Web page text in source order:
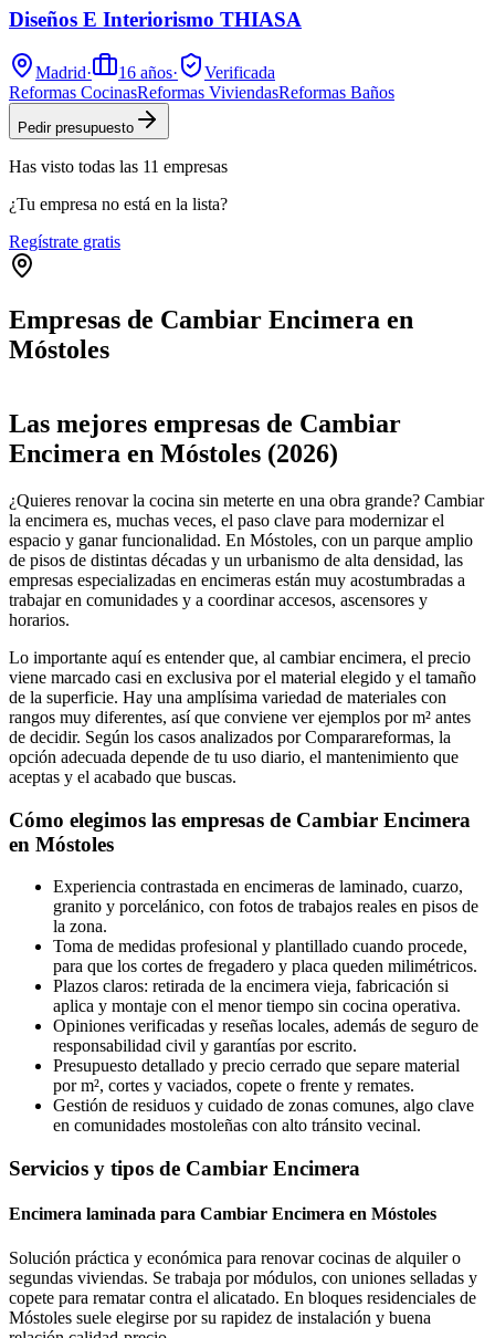
Diseños E Interiorismo THIASA
Madrid· 16 años·
Verificada
Reformas CocinasReformas ViviendasReformas Baños
Pedir presupuesto
Has visto todas las 11 empresas
¿Tu empresa no está en la lista?
Regístrate gratis
Empresas de Cambiar Encimera en
Móstoles
+
−
Las mejores empresas de Cambiar
Encimera en Móstoles (2026)
¿Quieres renovar la cocina sin meterte en una obra grande? Cambiar
la encimera es, muchas veces, el paso clave para modernizar el
espacio y ganar funcionalidad. En Móstoles, con un parque amplio
de pisos de distintas décadas y un urbanismo de alta densidad, las
empresas especializadas en encimeras están muy acostumbradas a
trabajar en comunidades y a coordinar accesos, ascensores y
horarios.
Lo importante aquí es entender que, al cambiar encimera, el precio
viene marcado casi en exclusiva por el material elegido y el tamaño
de la superficie. Hay una amplísima variedad de materiales con
rangos muy diferentes, así que conviene ver ejemplos por m² antes
de decidir. Según los casos analizados por Comparareformas, la
opción adecuada depende de tu uso diario, el mantenimiento que
aceptas y el acabado que buscas.
Cómo elegimos las empresas de Cambiar Encimera
en Móstoles
Experiencia contrastada en encimeras de laminado, cuarzo,
granito y porcelánico, con fotos de trabajos reales en pisos de
la zona.
Toma de medidas profesional y plantillado cuando procede,
para que los cortes de fregadero y placa queden milimétricos.
Plazos claros: retirada de la encimera vieja, fabricación si
aplica y montaje con el menor tiempo sin cocina operativa.
Opiniones verificadas y reseñas locales, además de seguro de
responsabilidad civil y garantías por escrito.
Presupuesto detallado y precio cerrado que separe material
por m², cortes y vaciados, copete o frente y remates.
Gestión de residuos y cuidado de zonas comunes, algo clave
en comunidades mostoleñas con alto tránsito vecinal.
Servicios y tipos de Cambiar Encimera
Encimera laminada para Cambiar Encimera en Móstoles
Solución práctica y económica para renovar cocinas de alquiler o
segundas viviendas. Se trabaja por módulos, con uniones selladas y
copete para rematar contra el alicatado. En bloques residenciales de
Móstoles suele elegirse por su rapidez de instalación y buena